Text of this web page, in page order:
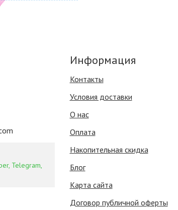
Telegram,
Информация
Контакты
Условия доставки
О нас
Оплата
Накопительная скидка
Блог
Карта сайта
Договор публичной оферты